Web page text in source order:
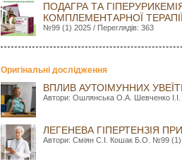
ПОДАГРА ТА
КОМПЛЕМЕНТАРНОЇ ТЕРАПІЇ
№99 (1) 2025 / Переглядів: 363
Оригінальні дослідження
ВПЛИВ АУТОІМУННИХ
Автори: Ошлянська О.А. Шевченко
ЛЕГЕНЕВА ГІПЕРТЕНЗІЯ
Автори: Сміян С.І. Кошак Б.О. №99 (1)